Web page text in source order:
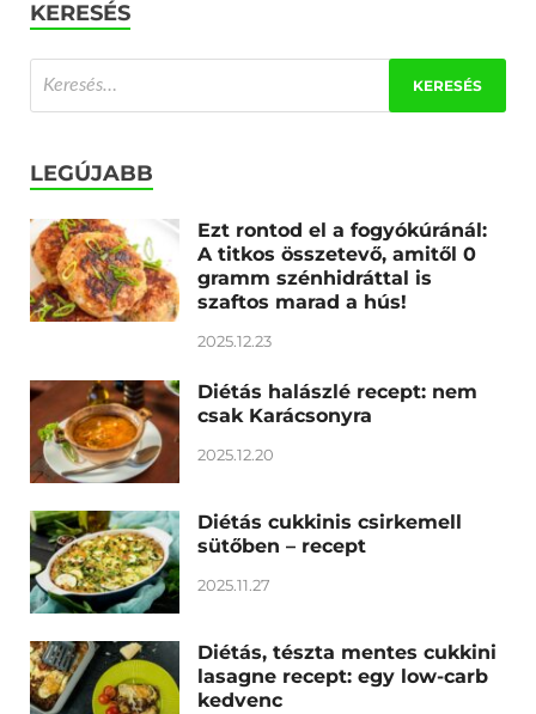
KERESÉS
LEGÚJABB
Ezt rontod el a fogyókúránál:
A titkos összetevő, amitől 0
gramm szénhidráttal is
szaftos marad a hús!
2025.12.23
Diétás halászlé recept: nem
csak Karácsonyra
2025.12.20
Diétás cukkinis csirkemell
sütőben – recept
2025.11.27
Diétás, tészta mentes cukkini
lasagne recept: egy low-carb
kedvenc